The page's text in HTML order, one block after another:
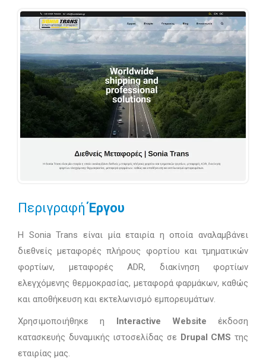
ΠεριγραφήΈργου
Η Sonia Trans είναι μία εταιρία η οποία αναλαμβάνει
διεθνείς μεταφορές πλήρους φορτίου και τμηματικών
φορτίων, μεταφορές ADR, διακίνηση φορτίων
ελεγχόμενης θερμοκρασίας, μεταφορά φαρμάκων, καθώς
και αποθήκευση και εκτελωνισμό εμπορευμάτων.
Χρησιμοποιήθηκε η Interactive Website έκδοση
κατασκευής δυναμικής ιστοσελίδας σε Drupal CMS της
εταιρίας μας.